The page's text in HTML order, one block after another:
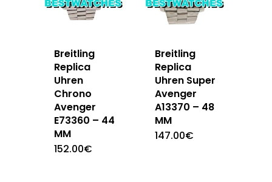
Breitling
Replica
Uhren
Chrono
Avenger
E73360 – 44
MM
152.00€
Breitling
Replica
Uhren Super
Avenger
A13370 – 48
MM
147.00€